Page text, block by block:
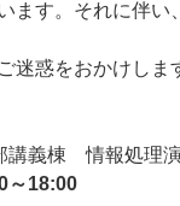
ます。それに伴い
迷惑をおかけしま
講義棟 情報処理
～18:00